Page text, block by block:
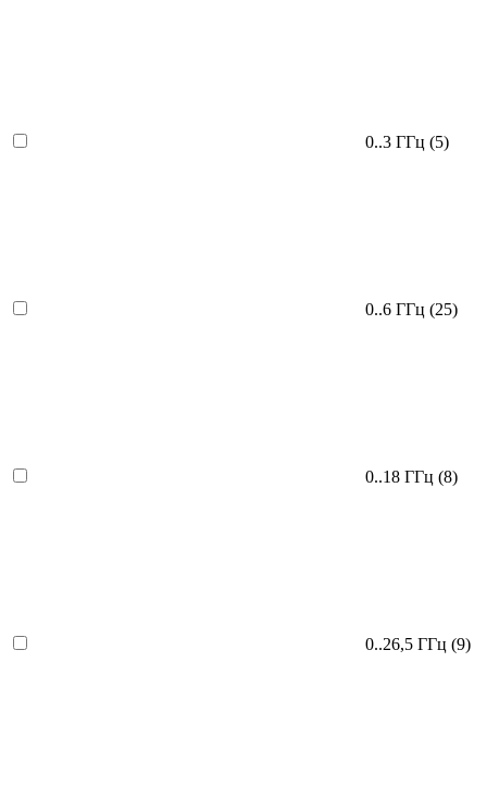
0..3 ГГц (5)
0..6 ГГц (25)
0..18 ГГц (8)
0..26,5 ГГц (9)